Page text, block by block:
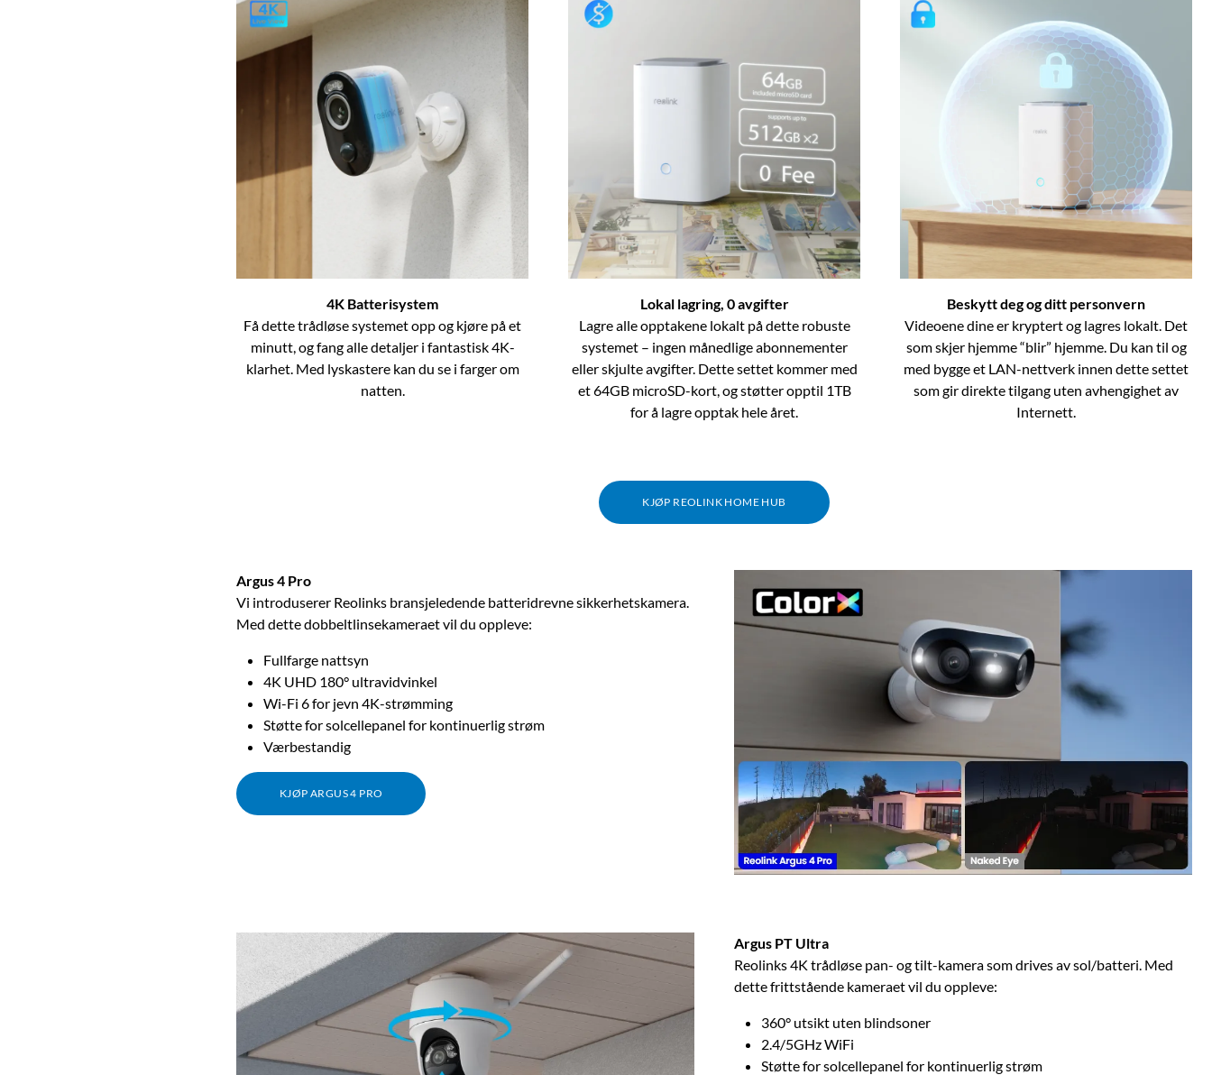
4K Batterisystem
Få dette trådløse systemet opp og kjøre på et
minutt, og fang alle detaljer i fantastisk 4K-
klarhet. Med lyskastere kan du se i farger om
natten.
Lokal lagring, 0 avgifter
Lagre alle opptakene lokalt på dette robuste
systemet – ingen månedlige abonnementer
eller skjulte avgifter. Dette settet kommer med
et 64GB microSD-kort, og støtter opptil 1TB
for å lagre opptak hele året.
Beskytt deg og ditt personvern
Videoene dine er kryptert og lagres lokalt. Det
som skjer hjemme “blir” hjemme. Du kan til og
med bygge et LAN-nettverk innen dette settet
som gir direkte tilgang uten avhengighet av
Internett.
KJØP REOLINK HOME HUB
Argus 4 Pro
Vi introduserer Reolinks bransjeledende batteridrevne sikkerhetskamera.
Med dette dobbeltlinsekameraet vil du oppleve:
Fullfarge nattsyn
4K UHD 180° ultravidvinkel
Wi-Fi 6 for jevn 4K-strømming
Støtte for solcellepanel for kontinuerlig strøm
Værbestandig
KJØP ARGUS 4 PRO
Argus PT Ultra
Reolinks 4K trådløse pan- og tilt-kamera som drives av sol/batteri. Med
dette frittstående kameraet vil du oppleve:
360° utsikt uten blindsoner
2.4/5GHz WiFi
Støtte for solcellepanel for kontinuerlig strøm